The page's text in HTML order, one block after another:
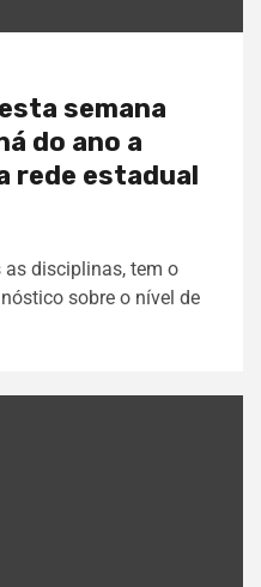
semana
do ano a
rede estadual
as disciplinas, tem o
sobre o nível de